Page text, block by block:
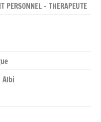
– THERAPEUTE
Albi